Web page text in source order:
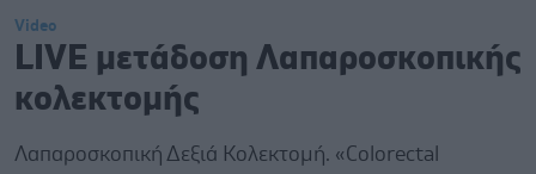
Video
LIVE μετάδοση Λαπαροσκοπικής
κολεκτομής
Λαπαροσκοπική Δεξιά Κολεκτομή. «Colorectal